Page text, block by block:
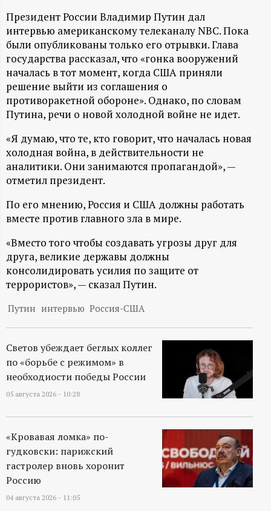
Н
-
и
н
ф
о
р
а
ц
и
о
н
ы
й
п
Президент России Владимир Путин дал
интервью американскому телеканалу NBC. Пока
были опубликованы только его отрывки. Глава
государства рассказал, что «гонка вооружений
началась в тот момент, когда США приняли
решение выйти из соглашения о
противоракетной обороне». Однако, по словам
Путина, речи о новой холодной войне не идет.
«Я думаю, что те, кто говорит, что началась новая
холодная война, в действительности не
аналитики. Они занимаются пропагандой», —
отметил президент.
По его мнению, Россия и США должны работать
вместе против главного зла в мире.
«Вместо того чтобы создавать угрозы друг для
друга, великие державы должны
консолидировать усилия по защите от
террористов», — сказал Путин.
Путин интервью Россия-США
Светов убеждает беглых коллег
по «борьбе с режимом» в
необходиости победы России
05 августа 2026 - 10:28
«Кровавая ломка» по-
гудковски: парижский
гастролер вновь хоронит
Россию
04 августа 2026 - 11:05